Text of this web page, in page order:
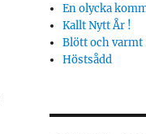
En olycka
Kallt Nytt År !
Blött och varmt
Höstsådd